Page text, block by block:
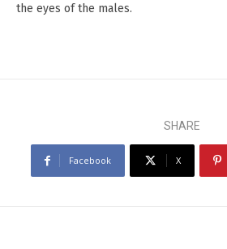
the eyes of the males.
SHARE
Facebook X